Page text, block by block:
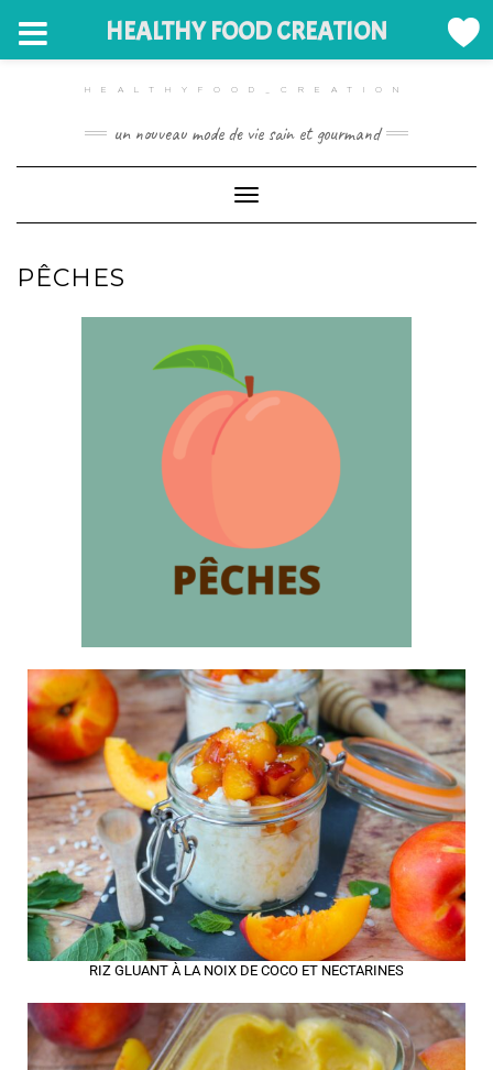
HEALTHYFOOD_CREATION
un nouveau mode de vie sain et gourmand
Toggle Navigation
PÊCHES
RIZ GLUANT À LA NOIX DE COCO ET NECTARINES
HEALTHY FOOD CREATION